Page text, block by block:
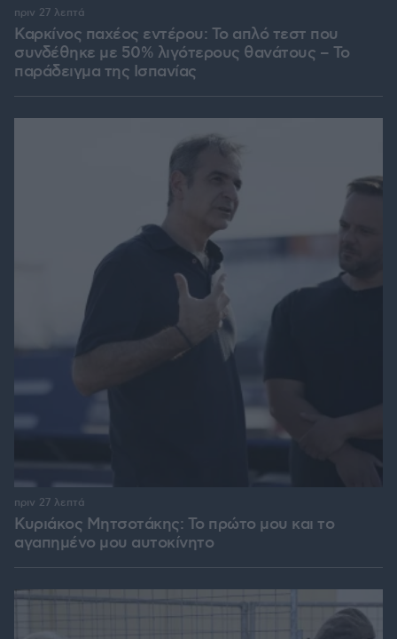
Καρκίνος παχέος εντέρου: Το απλό τεστ που
συνδέθηκε με 50% λιγότερους θανάτους – Το
παράδειγμα της Ισπανίας
πριν 27 λεπτά
Κυριάκος Μητσοτάκης: Το πρώτο μου και το
αγαπημένο μου αυτοκίνητο
πριν 27 λεπτά